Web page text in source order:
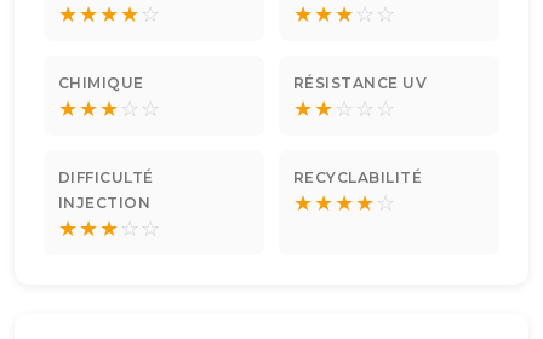
★★★★☆ ★★★☆ ☆
CHIMIQUE
★★★☆ ☆
RÉSISTANCE UV
★★☆ ☆ ☆
DIFFICULTÉ
INJECTION
★★★☆ ☆
RECYCLABILITÉ
★★★★☆